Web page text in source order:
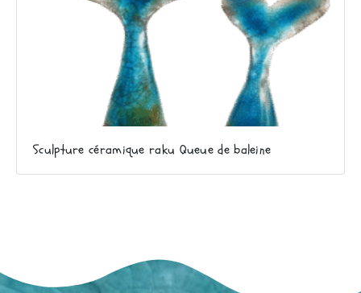
Sculpture céramique raku Queue de baleine